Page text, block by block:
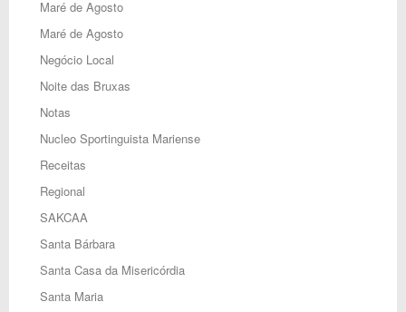
Maré de Agosto
Maré de Agosto
Negócio Local
Noite das Bruxas
Notas
Nucleo Sportinguista Mariense
Receitas
Regional
SAKCAA
Santa Bárbara
Santa Casa da Misericórdia
Santa Maria